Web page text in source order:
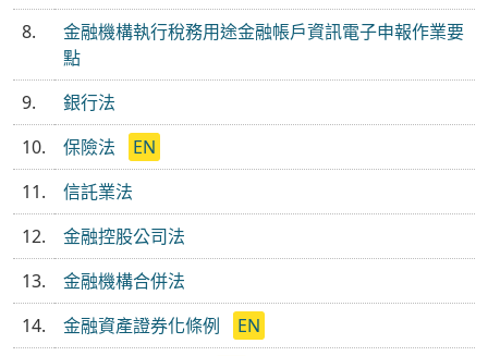
8.
金融機構執行稅務用途金融帳戶資訊電子申報作業要
點
9.
銀行法
10.
保險法
EN
11.
信託業法
12.
金融控股公司法
13.
金融機構合併法
14.
金融資產證券化條例
EN